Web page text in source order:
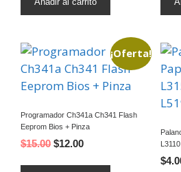
¡Oferta!
Programador Ch341a Ch341 Flash
Eeprom Bios + Pinza
$15.00 $12.00
$